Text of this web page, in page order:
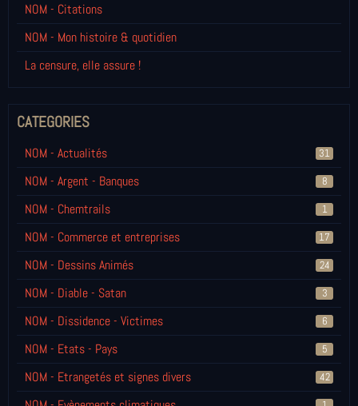
NOM - Citations
NOM - Mon histoire & quotidien
La censure, elle assure !
CATEGORIES
NOM - Actualités 31
NOM - Argent - Banques 8
NOM - Chemtrails 1
NOM - Commerce et entreprises 17
NOM - Dessins Animés 24
NOM - Diable - Satan 3
NOM - Dissidence - Victimes 6
NOM - Etats - Pays 5
NOM - Etrangetés et signes divers 42